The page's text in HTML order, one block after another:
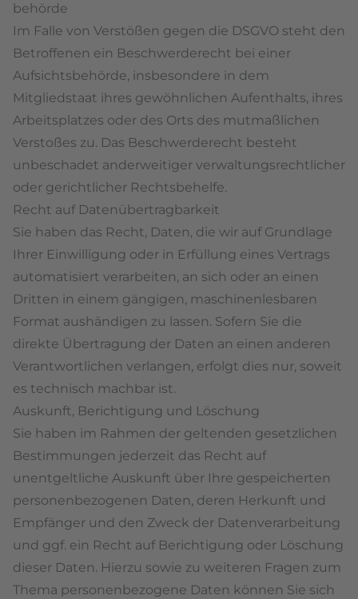
behörde
Im Falle von Verstößen gegen die DSGVO steht den
Betroffenen ein Beschwerderecht bei einer
Aufsichtsbehörde, insbesondere in dem
Mitgliedstaat ihres gewöhnlichen Aufenthalts, ihres
Arbeitsplatzes oder des Orts des mutmaßlichen
Verstoßes zu. Das Beschwerderecht besteht
unbeschadet anderweitiger verwaltungsrechtlicher
oder gerichtlicher Rechtsbehelfe.
Recht auf Daten­übertrag­barkeit
Sie haben das Recht, Daten, die wir auf Grundlage
Ihrer Einwilligung oder in Erfüllung eines Vertrags
automatisiert verarbeiten, an sich oder an einen
Dritten in einem gängigen, maschinenlesbaren
Format aushändigen zu lassen. Sofern Sie die
direkte Übertragung der Daten an einen anderen
Verantwortlichen verlangen, erfolgt dies nur, soweit
es technisch machbar ist.
Auskunft, Berichtigung und Löschung
Sie haben im Rahmen der geltenden gesetzlichen
Bestimmungen jederzeit das Recht auf
unentgeltliche Auskunft über Ihre gespeicherten
personenbezogenen Daten, deren Herkunft und
Empfänger und den Zweck der Datenverarbeitung
und ggf. ein Recht auf Berichtigung oder Löschung
dieser Daten. Hierzu sowie zu weiteren Fragen zum
Thema personenbezogene Daten können Sie sich